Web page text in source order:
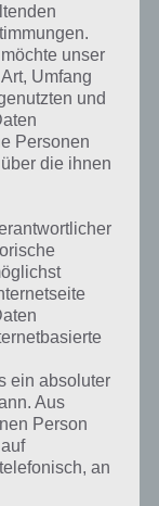
Kalenderblatt und
nachdem du My
Aufgaben.
eine Kiste
von deinem
zum Platzen
zum Platzen
Das Kassieren
ein
damit neue
Elixiere / Heilmittel
Anzahl an
werden weitere
Heilmittel
vor allem
unser
Umfang
und
Personen
die ihnen
ein absoluter
Aus
Person
an